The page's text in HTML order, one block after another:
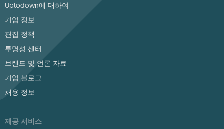
Uptodown에 대하여
기업 정보
편집 정책
투명성 센터
브랜드 및 언론 자료
기업 블로그
채용 정보
제공 서비스